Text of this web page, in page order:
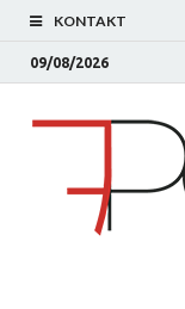
KONTAKT
09/08/2026